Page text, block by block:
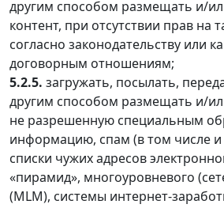
другим способом размещать и/
контент, при отсутствии прав на
согласно законодательству или
договорным отношениям;
5.2.5. загружать, посылать,
другим способом размещать и/
не разрешенную специальным
информацию, спам (в том числе
списки чужих адресов
«пирамид», многоуровневого
(MLM), системы интернет-